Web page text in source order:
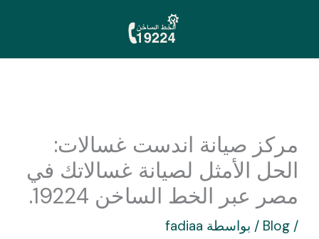
المحتوى
مركز صيانة اندست غسالات:
الحل الأمثل لصيانة غسالاتك في
مصر عبر الخط الساخن 19224.
/
Blog / بواسطة fadiaa